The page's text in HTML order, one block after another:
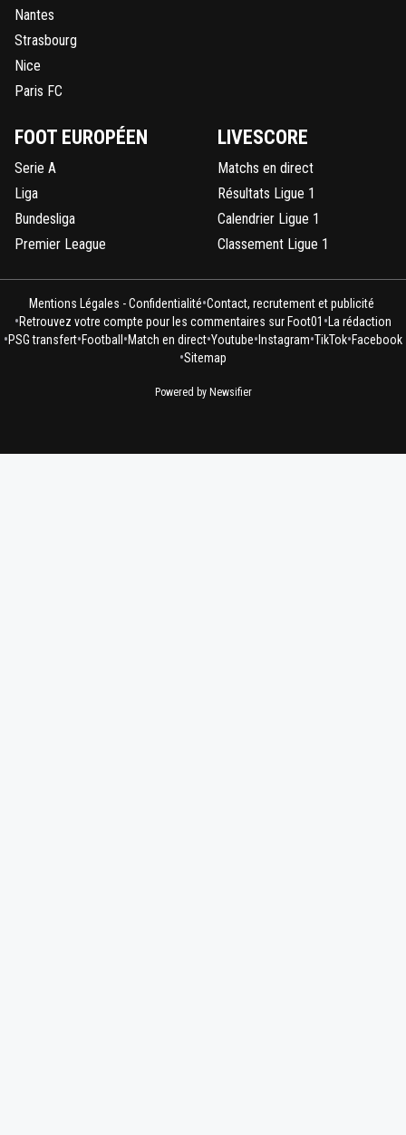
Nantes
Strasbourg
Nice
Paris FC
FOOT EUROPÉEN
Serie A
Liga
Bundesliga
Premier League
LIVESCORE
Matchs en direct
Résultats Ligue 1
Calendrier Ligue 1
Classement Ligue 1
Mentions Légales - Confidentialité•Contact, recrutement et publicité
•Retrouvez votre compte pour les commentaires sur Foot01 •La rédaction
•PSG transfert•Football •Match en direct•Youtube• Instagram•TikTok•Facebook
•Sitemap
Powered by Newsifier